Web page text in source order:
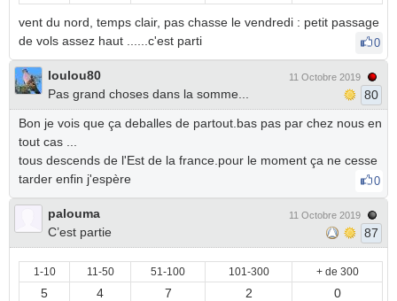
vent du nord, temps clair, pas chasse le vendredi : petit passage
de vols assez haut ......c'est parti
0
loulou80
Pas grand choses dans la somme...
11 Octobre 2019
80
Bon je vois que ça deballes de partout.bas pas par chez nous en
tout cas ...
tous descends de l'Est de la france.pour le moment ça ne cesse
tarder enfin j'espère
0
palouma
C’est partie
11 Octobre 2019
87
1-10 11-50 51-100 101-300 + de 300
5 4 7 2 0